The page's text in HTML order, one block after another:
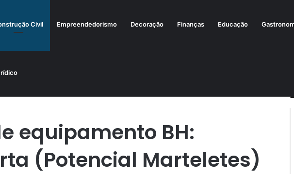
Civil Empreendedorismo Decoração Finanças Educação
equipamento BH:
(Potencial Marteletes)